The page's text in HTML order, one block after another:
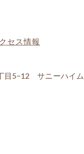
セス情報
目5−12 サニーハイム